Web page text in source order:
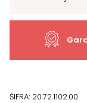
62
ŠIFRA: 20.72.1102.00